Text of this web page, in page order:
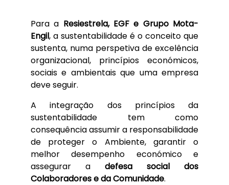
Para a Resiestrela, EGF e Grupo Mota-
Engil, a sustentabilidade é o conceito que
sustenta, numa perspetiva de excelência
organizacional, princípios económicos,
sociais e ambientais que uma empresa
deve seguir.
A integração dos princípios da
sustentabilidade tem como
consequência assumir a responsabilidade
de proteger o Ambiente, garantir o
melhor desempenho económico e
assegurar a defesa social dos
Colaboradores e da Comunidade.